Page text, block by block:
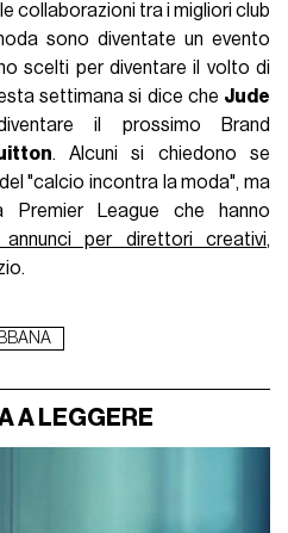
collaborazioni tra i migliori club
sono diventate un evento
scelti per diventare il volto di
settimana si dice che Jude
il prossimo Brand
. Alcuni si chiedono se
"calcio incontra la moda", ma
League che hanno
annunci per direttori creativi,
A LEGGERE